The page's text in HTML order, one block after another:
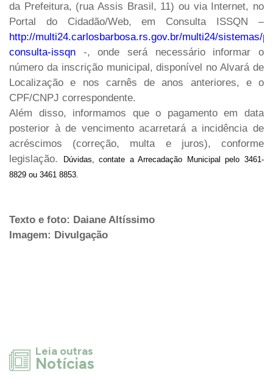
daPrefeitura, (rua Assis Brasil, 11)ou via Internet, no
Portal do Cidadão/Web, em Consulta ISSQN
–
http://multi24.carlosbarbosa.rs.gov.br/multi24/sistemas/
consulta-issqn -, onde será necessário informar o
número da inscrição municipal, disponível no Alvará de
Localização e nos carnês de anos anteriores, e o
CPF/CNPJ correspondente.
Além disso, informamos que o pagamento em data
posterior à de vencimento acarretará a incidência de
acréscimos (correção, multa e juros), conforme
legislação.
Dúvidas, contate a Arrecadação Municipal pelo 3461-
8829 ou 3461 8853.
Texto e foto: Daiane Altíssimo
Imagem: Divulgação
Leia outras
Notícias